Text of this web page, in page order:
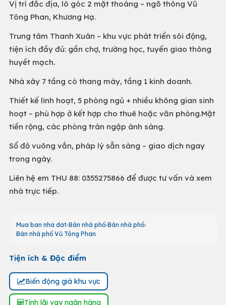
Vị trí đắc địa, lô góc 2 mặt thoáng – ngõ thông Vũ
Tông Phan, Khương Hạ.
Trung tâm Thanh Xuân – khu vực phát triển sôi động,
tiện ích đầy đủ: gần chợ, trường học, tuyến giao thông
huyết mạch.
Nhà xây 7 tầng có thang máy, tầng 1 kinh doanh.
Thiết kế linh hoạt, 5 phòng ngủ + nhiều không gian sinh
hoạt – phù hợp ở kết hợp cho thuê hoặc văn phòng.Mặt
tiền rộng, các phòng tràn ngập ánh sáng.
Sổ đỏ vuông vắn, pháp lý sẵn sàng – giao dịch ngay
trong ngày.
Liên hệ em THU 88: 0355275866 để được tư vấn và xem
nhà trực tiếp.
Mua ban nha dat Bán nhà phố Bán nhà phố
Bán nhà phố Vũ Tông Phan
Tiện ích & Đặc điểm
Biến động giá khu vực
Tính lãi vay ngân hàng